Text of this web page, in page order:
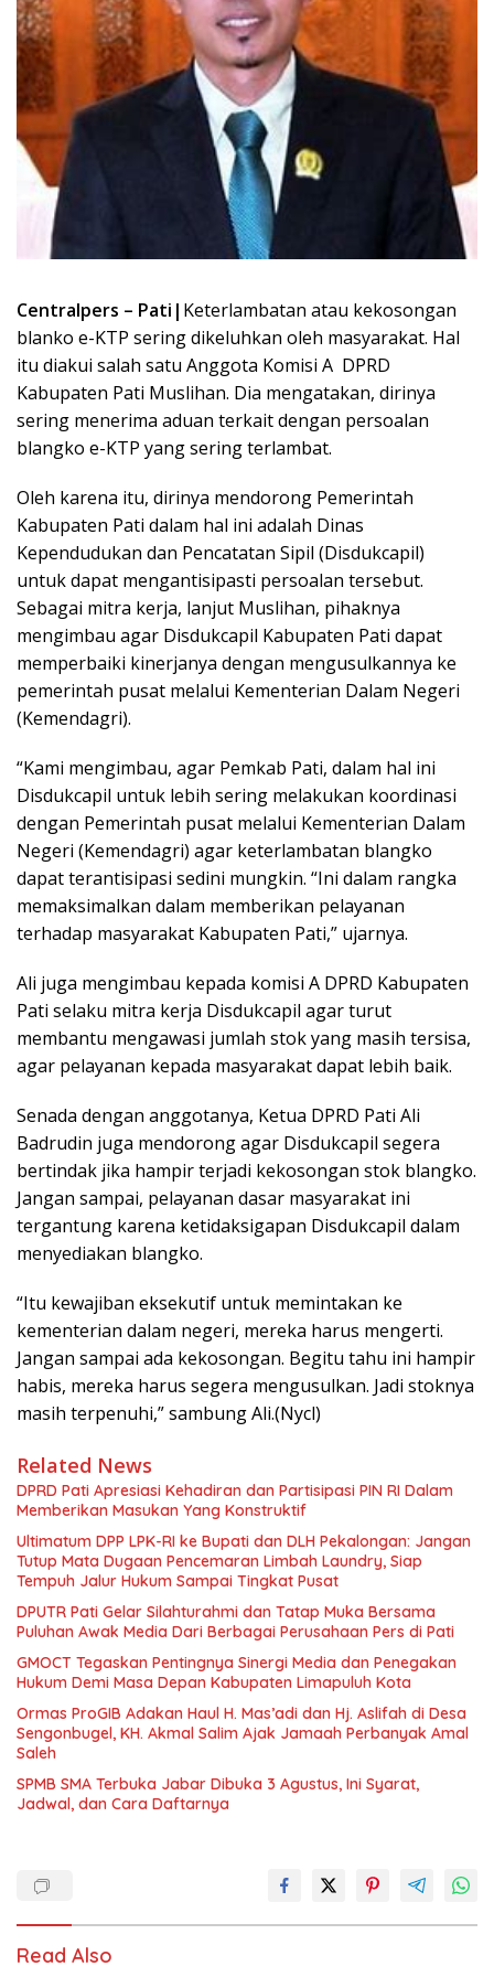
Centralpers – Pati| Keterlambatan atau kekosongan
blanko e-KTP sering dikeluhkan oleh masyarakat. Hal
itu diakui salah satu Anggota Komisi A DPRD
Kabupaten Pati Muslihan. Dia mengatakan, dirinya
sering menerima aduan terkait dengan persoalan
blangko e-KTP yang sering terlambat.
Oleh karena itu, dirinya mendorong Pemerintah
Kabupaten Pati dalam hal ini adalah Dinas
Kependudukan dan Pencatatan Sipil (Disdukcapil)
untuk dapat mengantisipasti persoalan tersebut.
Sebagai mitra kerja, lanjut Muslihan, pihaknya
mengimbau agar Disdukcapil Kabupaten Pati dapat
memperbaiki kinerjanya dengan mengusulkannya ke
pemerintah pusat melalui Kementerian Dalam Negeri
(Kemendagri).
“Kami mengimbau, agar Pemkab Pati, dalam hal ini
Disdukcapil untuk lebih sering melakukan koordinasi
dengan Pemerintah pusat melalui Kementerian Dalam
Negeri (Kemendagri) agar keterlambatan blangko
dapat terantisipasi sedini mungkin. “Ini dalam rangka
memaksimalkan dalam memberikan pelayanan
terhadap masyarakat Kabupaten Pati,” ujarnya.
Ali juga mengimbau kepada komisi A DPRD Kabupaten
Pati selaku mitra kerja Disdukcapil agar turut
membantu mengawasi jumlah stok yang masih tersisa,
agar pelayanan kepada masyarakat dapat lebih baik.
Senada dengan anggotanya, Ketua DPRD Pati Ali
Badrudin juga mendorong agar Disdukcapil segera
bertindak jika hampir terjadi kekosongan stok blangko.
Jangan sampai, pelayanan dasar masyarakat ini
tergantung karena ketidaksigapan Disdukcapil dalam
menyediakan blangko.
“Itu kewajiban eksekutif untuk memintakan ke
kementerian dalam negeri, mereka harus mengerti.
Jangan sampai ada kekosongan. Begitu tahu ini hampir
habis, mereka harus segera mengusulkan. Jadi stoknya
masih terpenuhi,” sambung Ali.(Nycl)
Related News
DPRD Pati Apresiasi Kehadiran dan Partisipasi PIN RI Dalam
Memberikan Masukan Yang Konstruktif
Ultimatum DPP LPK-RI ke Bupati dan DLH Pekalongan: Jangan
Tutup Mata Dugaan Pencemaran Limbah Laundry, Siap
Tempuh Jalur Hukum Sampai Tingkat Pusat
DPUTR Pati Gelar Silahturahmi dan Tatap Muka Bersama
Puluhan Awak Media Dari Berbagai Perusahaan Pers di Pati
GMOCT Tegaskan Pentingnya Sinergi Media dan Penegakan
Hukum Demi Masa Depan Kabupaten Limapuluh Kota
Ormas ProGIB Adakan Haul H. Mas’adi dan Hj. Aslifah di Desa
Sengonbugel, KH. Akmal Salim Ajak Jamaah Perbanyak Amal
Saleh
SPMB SMA Terbuka Jabar Dibuka 3 Agustus, Ini Syarat,
Jadwal, dan Cara Daftarnya
Read Also